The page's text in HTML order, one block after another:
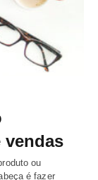
vendas
ou
é fazer